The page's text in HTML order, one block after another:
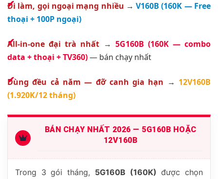
Đi làm, gọi ngoại mạng nhiều →V160B (160K — Free
thoại + 100P ngoại)
All-in-one đại trà nhất → 5G160B (160K — combo
data + thoại + TV360)— bán chạy nhất
Dùng đều cả năm — đỡ canh gia hạn → 12V160B
(1.920K/12 tháng)
BÁN CHẠY NHẤT 2026 — 5G160B HOẶC
12V160B
Trong 3 gói tháng, 5G160B (160K) được chọn